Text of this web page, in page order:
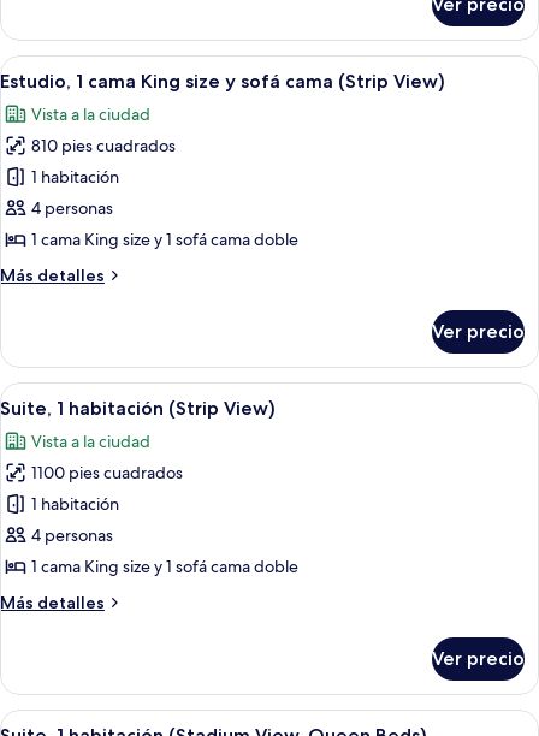
ejecutiva
Abrir
todas
las
fotos
de
Estudio,
1
King
sofá
cama
(Strip
View)
Habitación de hotel con una cama
5
Estudio, 1 cama King size y sofá cama (Strip View)
Vista a la ciudad
810 pies cuadrados
1 habitación
4 personas
1 cama King size y 1 sofá cama doble
Más detalles
Más
1
cama
King
y
sofá
cama
(Strip
View)
Ver precio
Abrir
todas
las
fotos
de
Suite,
1
(Strip
Una habitación de hotel con una
5
Suite, 1 habitación (Strip View)
Vista a la ciudad
1100 pies cuadrados
1 habitación
4 personas
1 cama King size y 1 sofá cama doble
Más detalles
Más
1
habitación
(Strip
Ver precio
Abrir
Una habitación de hotel con dos
4